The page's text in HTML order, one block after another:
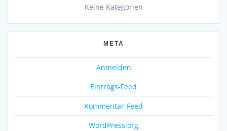
Keine Kategorien
META
Anmelden
Eintrags-Feed
Kommentar-Feed
WordPress.org